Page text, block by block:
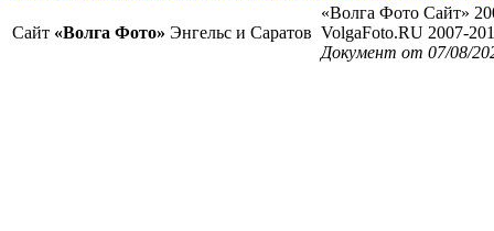
Сайт «Волга Фото» Энгельс и Саратов
«Волга Фото Сайт»
VolgaFoto.RU 2007-
Документ от 07/08/